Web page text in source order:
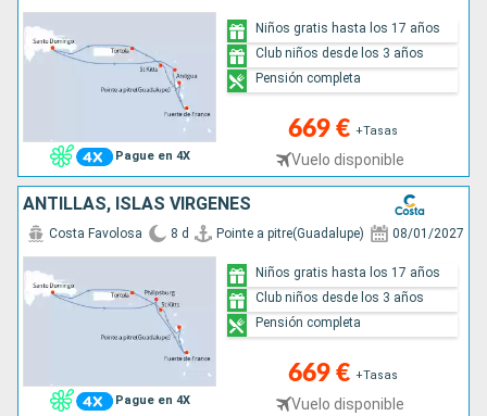
Pague en 4X
669 € +Tasas
Vuelo disponible
Niños gratis hasta los 17 años
Club niños desde los 3 años
Pensión completa
ANTILLAS, ISLAS VÍRGENES
Pague en 4X
Costa Favolosa 8 d Pointe a pitre(Guadalupe) 08/01/2027
669 € +Tasas
Vuelo disponible
Niños gratis hasta los 17 años
Club niños desde los 3 años
Pensión completa